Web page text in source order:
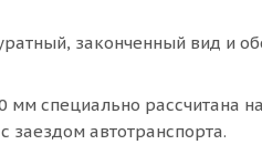
законченный вид и
мм специально рассчитана
заездом автотранспорта.